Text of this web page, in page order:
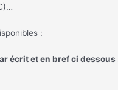
:
écrit et en bref ci dessous